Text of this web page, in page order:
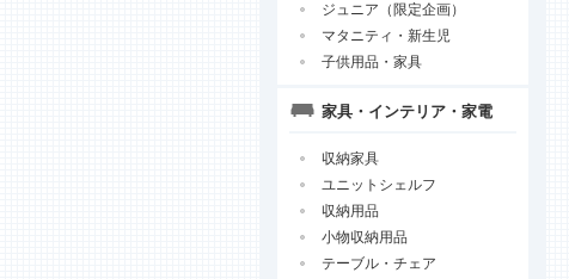
ジュニア（限定企画）
マタニティ・新生児
子供用品・家具
家具・インテリア・家電
収納家具
ユニットシェルフ
収納用品
小物収納用品
テーブル・チェア